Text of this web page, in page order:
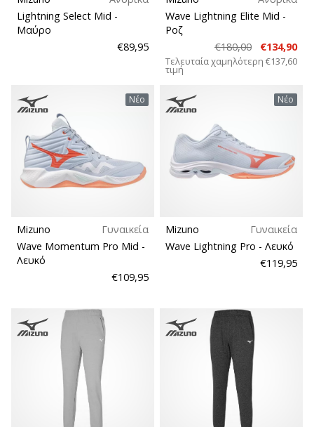
Lightning Select Mid -
Μαύρο
€89,95
Wave Lightning Elite Mid -
Ροζ
€180,00
€134,90
Τελευταία χαμηλότερη
τιμή
€137,60
Νέο
Mizuno
Γυναικεία
Wave Momentum Pro Mid -
Λευκό
€109,95
Νέο
Mizuno
Γυναικεία
Wave Lightning Pro - Λευκό
€119,95